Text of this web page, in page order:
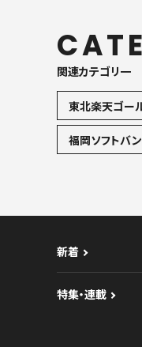
関連カテゴリ一
東北楽天ゴー
福岡ソフトバ
新着
特集・連載